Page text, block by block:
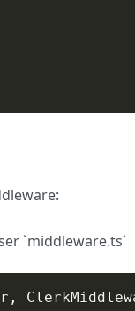
`middleware.ts`
,